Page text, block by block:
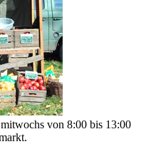
von 8:00 bis 13:00